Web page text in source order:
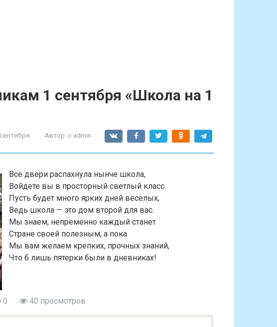
1 сентября «Школа на 1
Автор: c-admin
Все двери распахнула нынче школа,
Войдете вы в просторный светлый класс.
Пусть будет много ярких дней веселых,
Ведь школа — это дом второй для вас.
Мы знаем, непременно каждый станет
Стране своей полезным, а пока
Мы вам желаем крепких, прочных знаний,
Что б лишь пятерки были в дневниках!
0 40 просмотров